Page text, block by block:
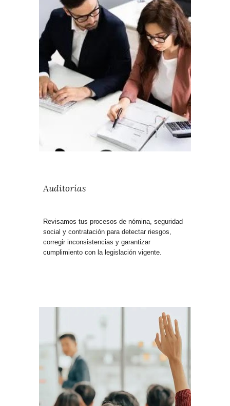
Auditorías
Revisamos tus procesos de nómina, seguridad
social y contratación para detectar riesgos,
corregir inconsistencias y garantizar
cumplimiento con la legislación vigente.